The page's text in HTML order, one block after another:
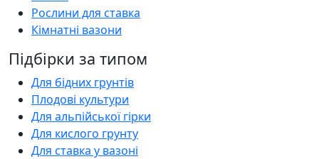
Рослини для ставка
Кімнатні вазони
Підбірки за типом
Для бідних грунтів
Плодові культури
Для альпійської гірки
Для кислого грунту
Для ставка у вазоні